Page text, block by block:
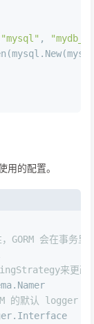
"mysql" ,
用的配置。
会在事务里
来更改
的默认 logger